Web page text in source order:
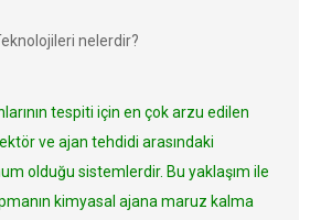
nelerdir?
tespiti için en çok arzu edilen
ve ajan tehdidi arasındaki
olduğu sistemlerdir. Bu yaklaşım ile
kimyasal ajana maruz kalma